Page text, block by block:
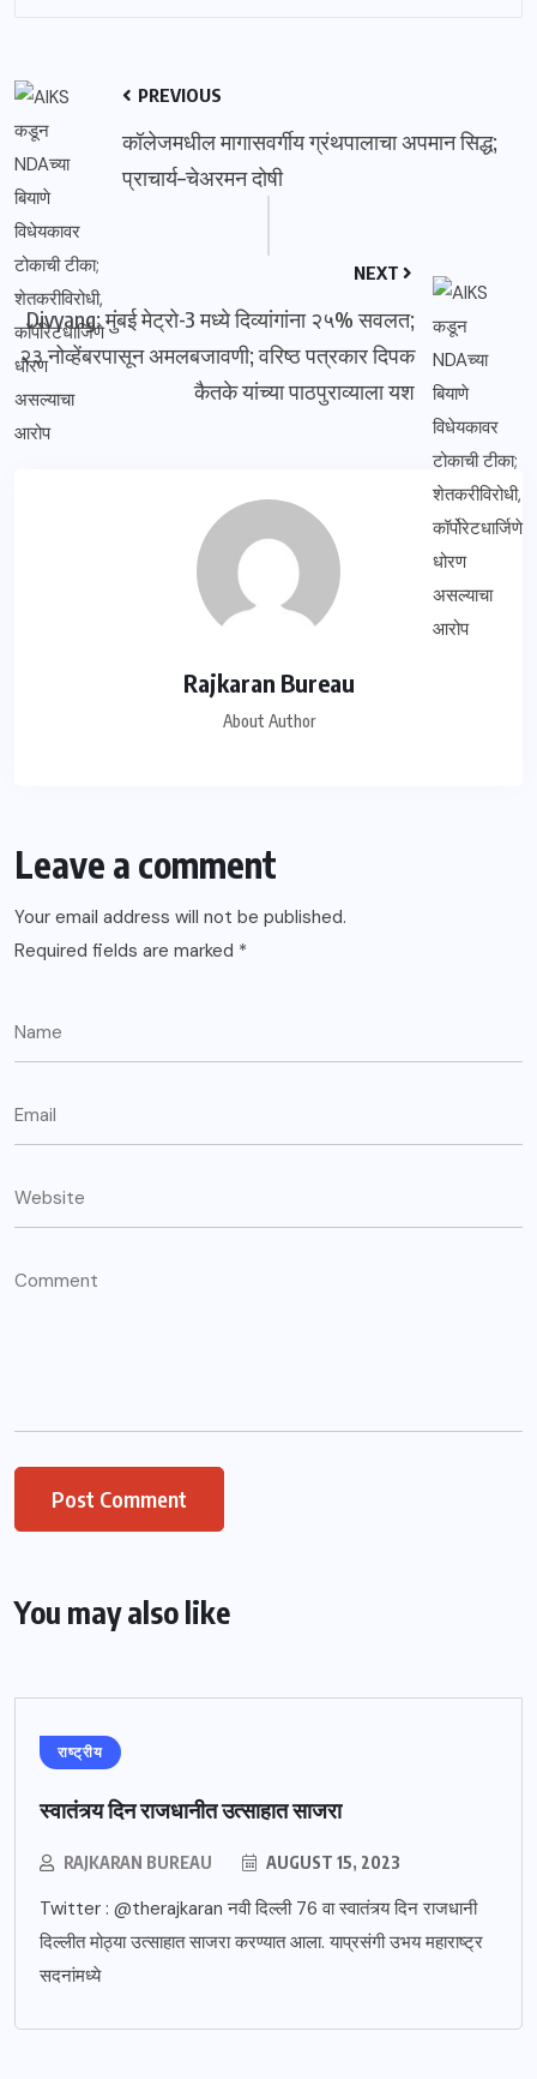
PREVIOUS
कॉलेजमधील मागासवर्गीय ग्रंथपालाचा अपमान सिद्ध;
प्राचार्य–चेअरमन दोषी
NEXT
Divyang: मुंबई मेट्रो-3 मध्ये दिव्यांगांना २५% सवलत;
२३ नोव्हेंबरपासून अमलबजावणी; वरिष्ठ पत्रकार दिपक
कैतके यांच्या पाठपुराव्याला यश
Rajkaran Bureau
About Author
Leave a comment
Your email address will not be published.
Required fields are marked *
You may also like
राष्ट्रीय
स्वातंत्र्य दिन राजधानीत उत्साहात साजरा
RAJKARAN BUREAU AUGUST 15, 2023
Twitter : @therajkaran नवी दिल्ली 76 वा स्वातंत्र्य दिन राजधानी
दिल्लीत मोठ्या उत्साहात साजरा करण्यात आला. याप्रसंगी उभय महाराष्ट्र
सदनांमध्ये